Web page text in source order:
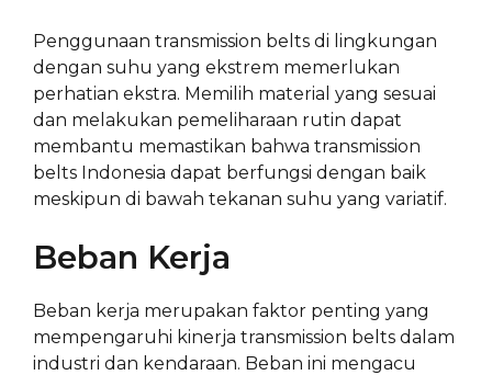
Penggunaan transmission belts di lingkungan
dengan suhu yang ekstrem memerlukan
perhatian ekstra. Memilih material yang sesuai
dan melakukan pemeliharaan rutin dapat
membantu memastikan bahwa transmission
belts Indonesia dapat berfungsi dengan baik
meskipun di bawah tekanan suhu yang variatif.
Beban Kerja
Beban kerja merupakan faktor penting yang
mempengaruhi kinerja transmission belts dalam
industri dan kendaraan. Beban ini mengacu